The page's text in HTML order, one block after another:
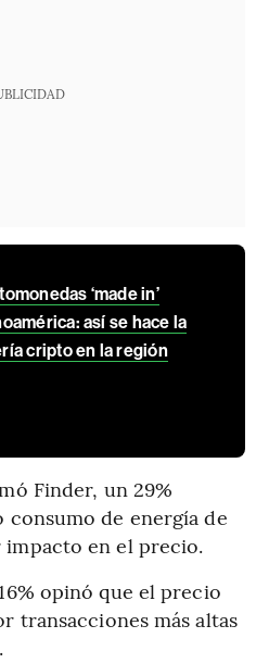
‘made in’
así se hace la
cripto en la región
Finder, un 29%
consumo de energía de
en el precio.
opinó que el precio
transacciones más altas